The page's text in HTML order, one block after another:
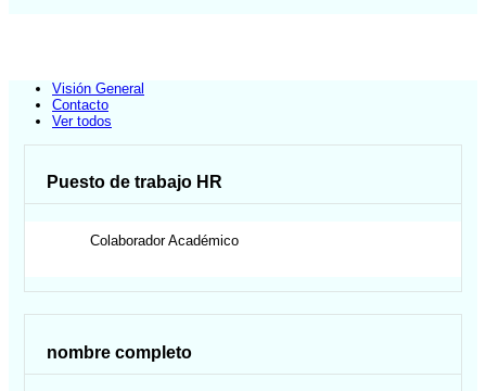
Visión General
Contacto
Ver todos
Puesto de trabajo HR
Colaborador Académico
nombre completo